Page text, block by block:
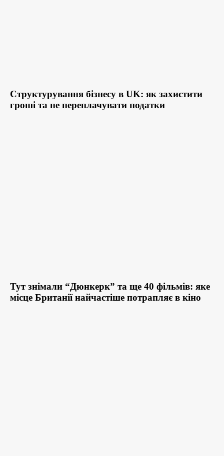
Структурування бізнесу в UK: як захистити
гроші та не переплачувати податки
Тут знімали “Дюнкерк” та ще 40 фільмів: яке
місце Британії найчастіше потрапляє в кіно